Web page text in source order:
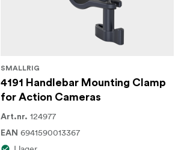
SMALLRIG
4191 Handlebar Mounting Clamp
for Action Cameras
Art.nr. 124977
EAN 6941590013367